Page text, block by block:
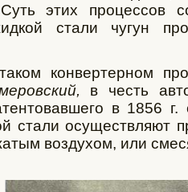
этих процессов
стали чугун
конвертерном
в честь
в 1856
стали осуществляют
воздухом, или